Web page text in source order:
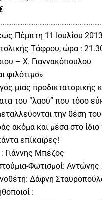
Πέμπτη 11 Ιουλίου 2013
Τάφρου, ώρα :
– Χ. Γιαννακόπουλου
φιλότιμο»
μιας προδικτατορικής
του “λαού” που τόσο
την θέση
ακόμα και μέσα στο
επίκαιρες!
Γιάννης Μπέζος
Φωτισμοί: Αντώνης
Δάφνη
: